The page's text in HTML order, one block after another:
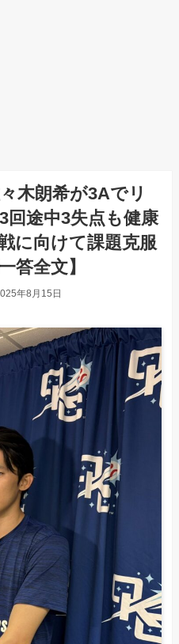
木朗希が3Aでリ
回途中3失点も健康
に向けて課題克服
答全文】
年8月15日